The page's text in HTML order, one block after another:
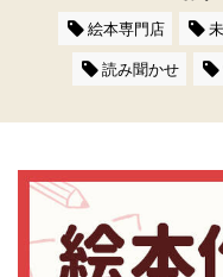
絵本専門店
読み聞かせ